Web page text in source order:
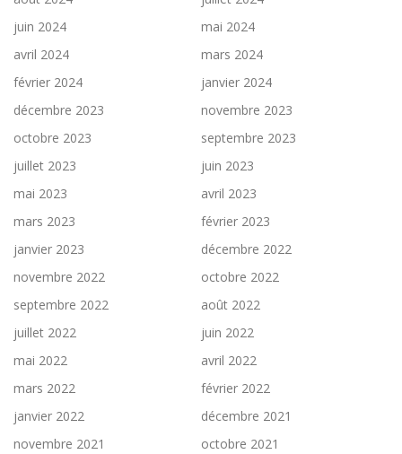
juin 2024
mai 2024
avril 2024
mars 2024
février 2024
janvier 2024
décembre 2023
novembre 2023
octobre 2023
septembre 2023
juillet 2023
juin 2023
mai 2023
avril 2023
mars 2023
février 2023
janvier 2023
décembre 2022
novembre 2022
octobre 2022
septembre 2022
août 2022
juillet 2022
juin 2022
mai 2022
avril 2022
mars 2022
février 2022
janvier 2022
décembre 2021
novembre 2021
octobre 2021